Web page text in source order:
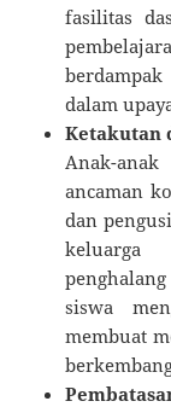
fasilitas
dalam
Ketakutan
Anak-
ancaman
dan
siswa
membuat